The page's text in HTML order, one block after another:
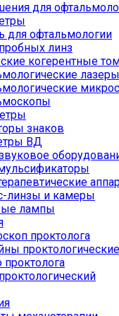
для
для офтальмологии
линз
когерентные
лазеры
знаков
ВД
линзы и камеры
лампы
проктолога
проктолога